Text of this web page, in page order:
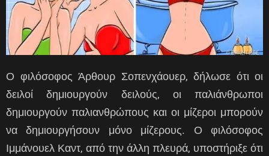
Ο φιλόσοφος Άρθουρ Σοπενχάουερ, δήλωσε ότι οι
δειλοί δημιουργούν δειλούς, οι παλιάνθρωποι
δημιουργούν παλιανθρώπους και οι μίζεροι μπορούν
να δημιουργήσουν μόνο μίζερους. Ο φιλόσοφος
Ιμμάνουελ Καντ, από την άλλη πλευρά, υποστήριξε ότι